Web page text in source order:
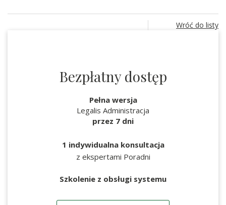
Wróć do listy
Bezpłatny dostęp
Pełna wersja
Legalis Administracja
przez 7 dni
1 indywidualna konsultacja
z ekspertami Poradni
Szkolenie z obsługi systemu